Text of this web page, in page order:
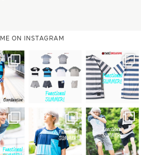
ME ON INSTAGRAM